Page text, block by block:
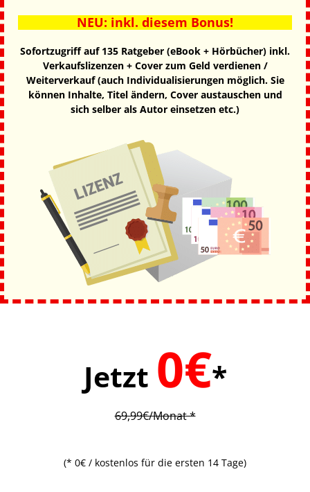
NEU: inkl. diesem Bonus!​
Sofortzugriff auf 135 Ratgeber (eBook + Hörbücher) inkl.
Verkaufslizenzen + Cover zum Geld verdienen /
Weiterverkauf (auch Individualisierungen möglich. Sie
können Inhalte, Titel ändern, Cover austauschen und
sich selber als Autor einsetzen etc.)
Jetzt 0€*
69,99€/Monat *
(* 0€ / kostenlos für die ersten 14 Tage)